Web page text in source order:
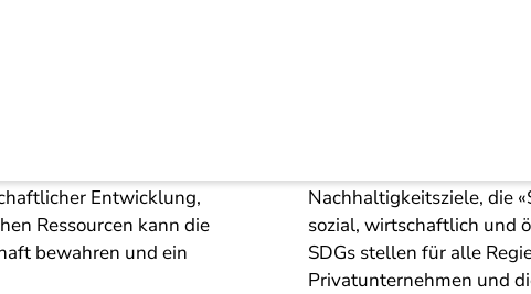
(SDGs)
Entwicklung,
Ressourcen kann die
bewahren und ein
Nachhaltigkeitsziele, die
sozial, wirtschaftlich und
SDGs stellen für alle
Privatunternehmen und